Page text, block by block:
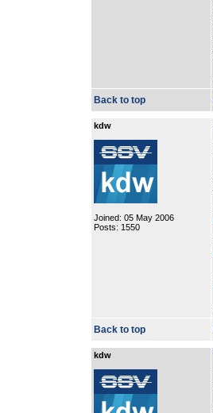
Back to top
kdw
Joined: 05 May 2006
Posts: 1550
Back to top
kdw